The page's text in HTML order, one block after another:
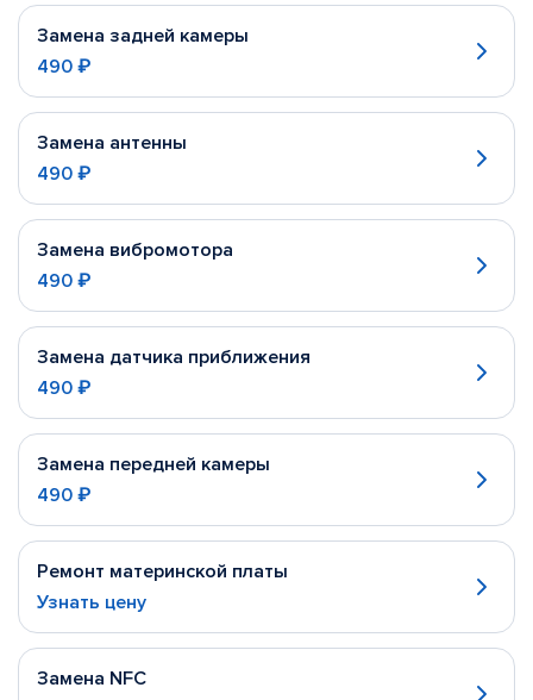
Замена задней камеры
490 ₽
Замена антенны
490 ₽
Замена вибромотора
490 ₽
Замена датчика приближения
490 ₽
Замена передней камеры
490 ₽
Ремонт материнской платы
Узнать цену
Замена NFC